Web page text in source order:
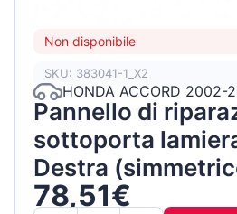
Non disponibile
SKU: 383041-1_X2
HONDA ACCORD 2002-
Pannello di
sottoporta
Destra
78,51€